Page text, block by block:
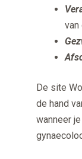
van
De site
de hand
wanneer